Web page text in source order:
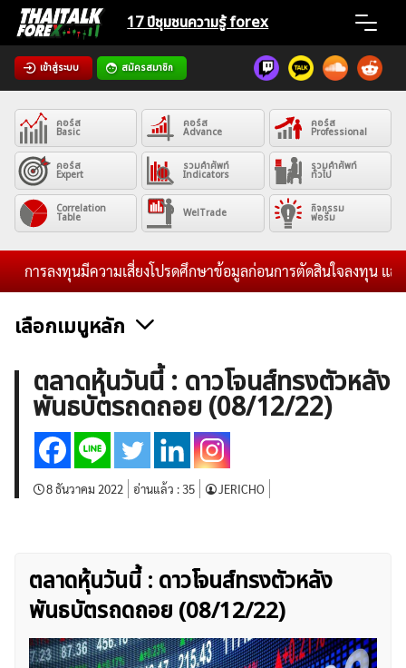
Skip
content
17 ปีชุมชนความรู้ forex
เข้าสู่ระบบ สมัครสมาชิก
Home
News
Articles
VPS Register
ค้นหา
สำหรับ:
คอร์ส
Basic
คอร์ส
Advance
คอร์ส
Professional
คอร์ส
Expert
รวมคำศัพท์
Indicators
รวมคำศัพท์
ทั่วไป
Correlation
Table WelTrade กิจกรรม
ฟอรั่ม
การลงทุนมีความเสี่ยงโปรดศึกษาข้อมูลก่อนการตัดสินใจลงทุน และไม่
เลือกเมนูหลัก
ข่าวฟอเร็กซ์และสกุลเงิน คริปโตเคอร์เรนซี
ฟรีซิกแนล รายวัน
บทวิเคราะห์
เศรษฐกิจทั่วไป ดัชนี-หุ้น
พันธบัตร
สินค้าโภคภัณฑ์
โบรกเกอร์ FX
โปรโมชั่น Forex
กองทุน Forex
ฟรี EA
ตลาดหุ้นวันนี้ : ดาวโจนส์ทรงตัวหลัง
พันธบัตรถดถอย (08/12/22)
8 ธันวาคม 2022 อ่านแล้ว :35 JERICHO
ตลาดหุ้นวันนี้ : ดาวโจนส์ทรงตัวหลัง
พันธบัตรถดถอย (08/12/22)